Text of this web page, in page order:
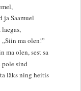
ja Saamuel
„Siin ma olen!”
ma olen, sest sa
pole sind
läks ning heitis